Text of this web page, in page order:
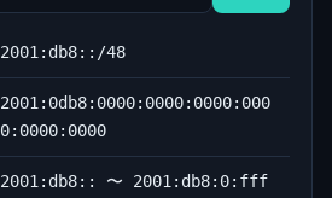
2001:db8::/48
2001:0db8:0000:0000:0000:000
0:0000:0000
2001:db8:: 〜 2001:db8:0:fff